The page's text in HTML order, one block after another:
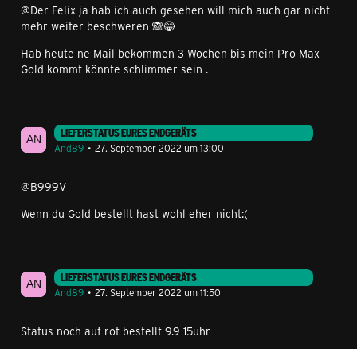
@Der Felix ja hab ich auch gesehen will mich auch gar nicht
mehr weiter beschweren 🙈😂
Hab heute ne Mail bekommen 3 Wochen bis mein Pro Max
Gold kommt könnte schlimmer sein .
LIEFERSTATUS EURES ENDGERÄTS
And89
27. September 2022 um 13:00
@B999V
Wenn du Gold bestellt hast wohl eher nicht:(
LIEFERSTATUS EURES ENDGERÄTS
And89
27. September 2022 um 11:50
Status noch auf rot bestellt 9.9 15uhr